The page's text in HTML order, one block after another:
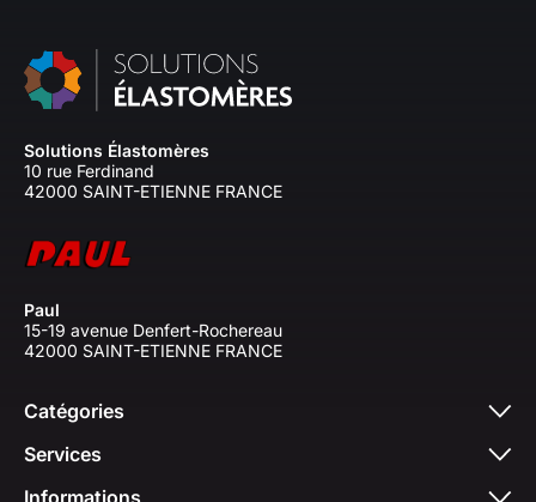
Solutions Élastomères
10 rue Ferdinand
42000 SAINT-ETIENNE FRANCE
Paul
15-19 avenue Denfert-Rochereau
42000 SAINT-ETIENNE FRANCE
Catégories
Services